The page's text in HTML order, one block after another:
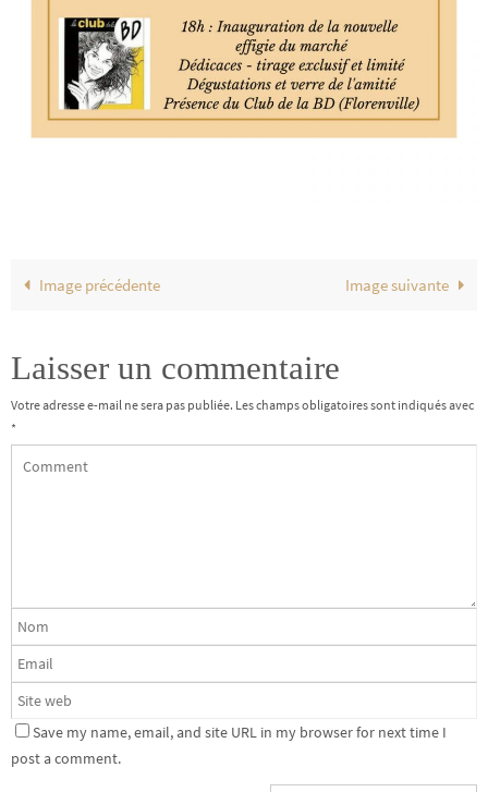
Image précédente Image suivante
Laisser un commentaire
Votre adresse e-mail ne sera pas publiée. Les champs obligatoires sont indiqués avec
*
Save my name, email, and site URL in my browser for next time I
post a comment.